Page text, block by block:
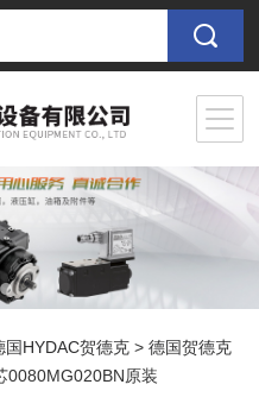
国HYDAC贺德克 >德国贺德克
0080MG020BN原装